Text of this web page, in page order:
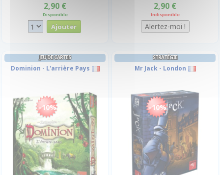
2,90 €
Disponible
2,90 €
Indisponible
JEU DE CARTES
Dominion - L'arrière Pays
-10%
STRATÉGIE
Mr Jack - London
-10%